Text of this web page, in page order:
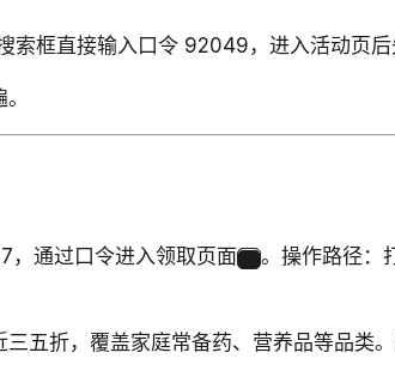
索框直接输入口令 92049，进入活动页
，通过口令进入领取页面 。操作路径：
五折，覆盖家庭常备药、营养品等品